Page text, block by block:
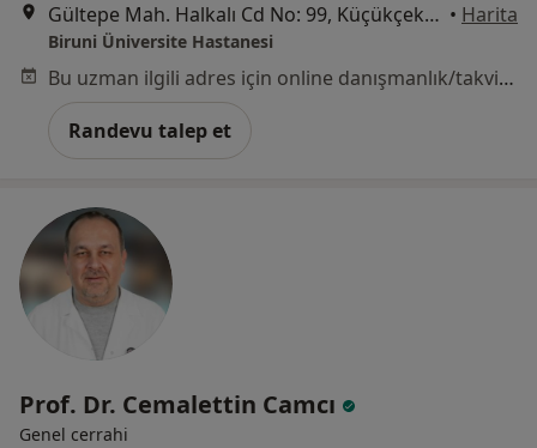
Gültepe Mah. Halkalı Cd No: 99, Küçükçekmece • Harita
Biruni Üniversite Hastanesi
Bu uzman ilgili adres için online danışmanlık/takvim sunmuyor.
Randevu talep et
Prof. Dr. Cemalettin Camcı
Genel cerrahi